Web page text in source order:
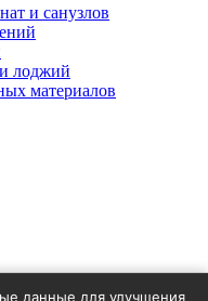
и санузлов
лоджий
материалов
данные для улучшения